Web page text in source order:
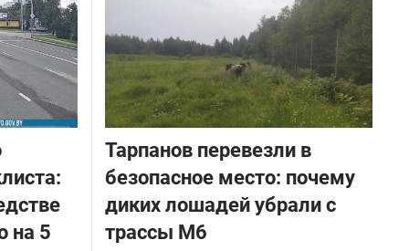
на 5
Тарпанов перевезли в
безопасное место: почему
диких лошадей убрали с
трассы М6